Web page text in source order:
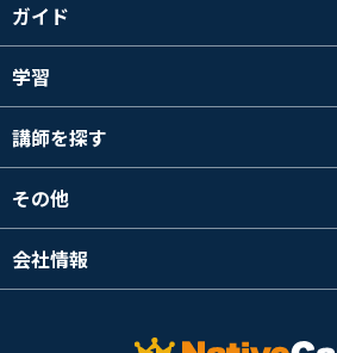
ガイド
学習
講師を探す
その他
会社情報